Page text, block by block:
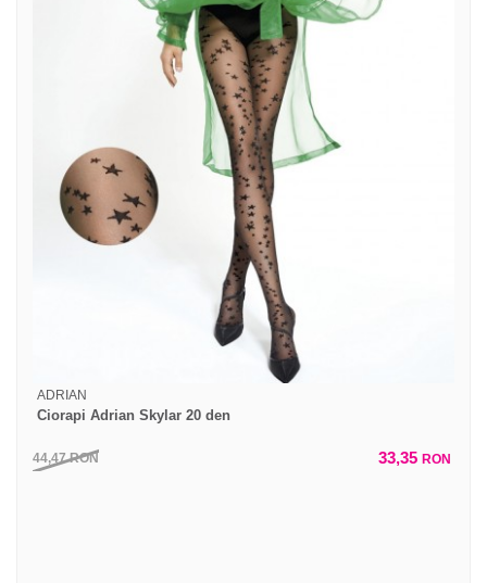
ADRIAN
Ciorapi Adrian Skylar 20 den
44,47RON 33,35 RON